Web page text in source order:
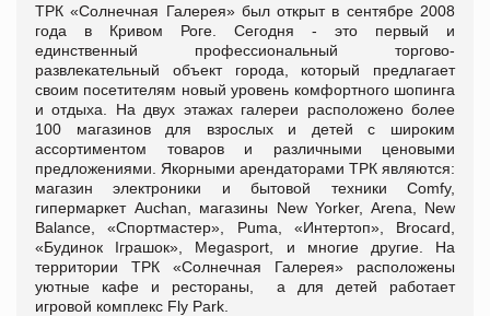
ТРК «Солнечная Галерея» был открыт в сентябре 2008
года в Кривом Роге. Сегодня - это первый и
единственный профессиональный торгово-
развлекательный объект города, который предлагает
своим посетителям новый уровень комфортного шопинга
и отдыха. На двух этажах галереи расположено более
100 магазинов для взрослых и детей с широким
ассортиментом товаров и различными ценовыми
предложениями. Якорными арендаторами ТРК являются:
магазин электроники и бытовой техники Comfy,
гипермаркет Auchan, магазины New Yorker, Arena, New
Balance, «Спортмастер», Puma, «Интертоп», Brocard,
«Будинок Іграшок», Megasport, и многие другие. На
территории ТРК «Солнечная Галерея» расположены
уютные кафе и рестораны, а для детей работает
игровой комплекс Fly Park.